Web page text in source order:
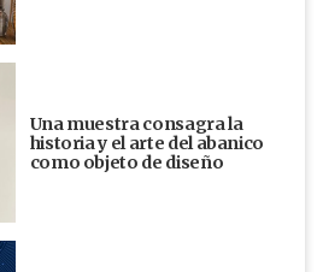
Una muestra consagra la
historia y el arte del abanico
como objeto de diseño